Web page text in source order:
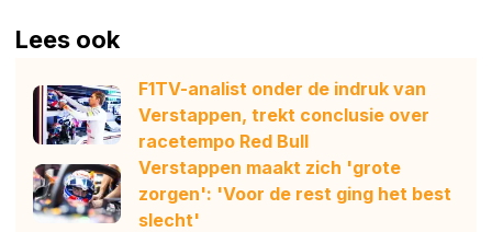
Lees ook
F1TV-analist onder de indruk van
Verstappen, trekt conclusie over
racetempo Red Bull
Verstappen maakt zich 'grote
zorgen': 'Voor de rest ging het best
slecht'